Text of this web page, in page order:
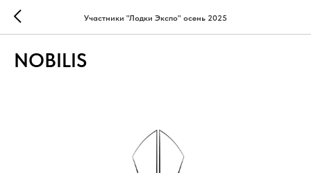
Участники "Лодки Экспо" осень 2025
NOBILIS